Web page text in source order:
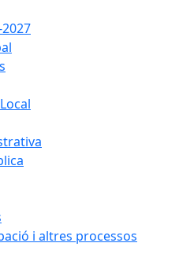
i altres processos